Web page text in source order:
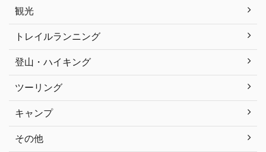
観光
トレイルランニング
登山・ハイキング
ツーリング
キャンプ
その他